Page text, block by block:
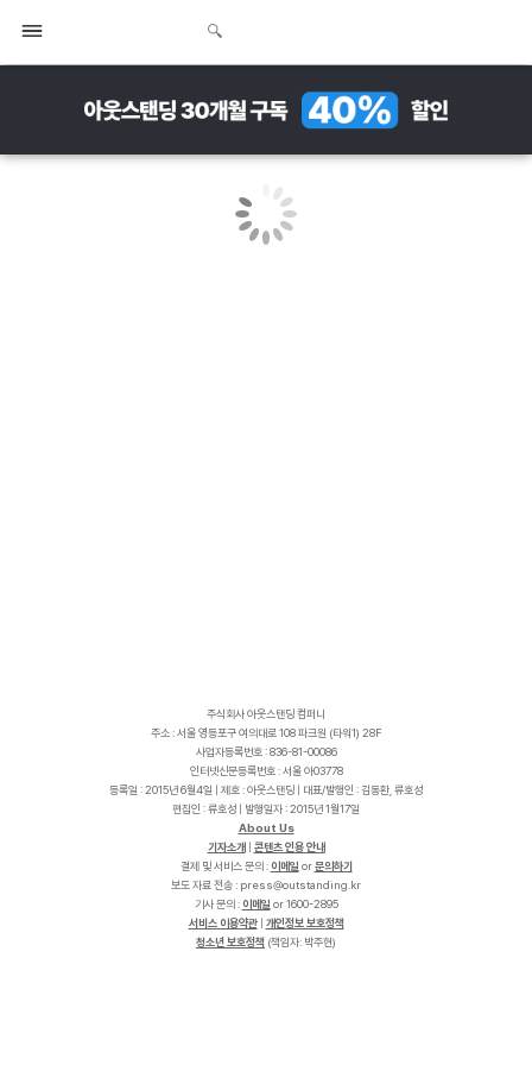
주식회사 아웃스탠딩 컴퍼니
주소 : 서울 영등포구 여의대로 108 파크원 (타워1) 28F
사업자등록번호 : 836-81-00086
인터넷신문등록번호 : 서울 아03778
등록일 : 2015년 6월4일 | 제호 : 아웃스탠딩 | 대표/발행인 : 김동환, 류호성
편집인 : 류호성 | 발행일자 : 2015년 1월17일
About Us
기자소개
콘텐츠 인용 안내
결제 및 서비스 문의 : 이메일 or문의하기
보도 자료 전송 :
r
k
.
g
n
i
d
n
a
t
s
t
u
o
@
s
s
e
r
p
기사 문의 : 이메일 or 1600-2895
서비스 이용약관| 개인정보 보호정책
청소년 보호정책 (책임자: 박주현)